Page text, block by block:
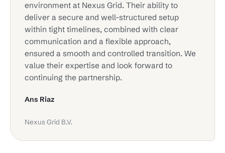
environment at Nexus Grid. Their ability to
deliver a secure and well-structured setup
within tight timelines, combined with clear
communication and a flexible approach,
ensured a smooth and controlled transition. We
value their expertise and look forward to
continuing the partnership.
Ans Riaz
Nexus Grid B.V.